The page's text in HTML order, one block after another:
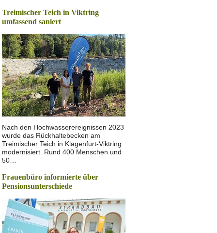
Treimischer Teich in Viktring
umfassend saniert
Nach den Hochwasserereignissen 2023
wurde das Rückhaltebecken am
Treimischer Teich in Klagenfurt-Viktring
modernisiert. Rund 400 Menschen und
50…
Frauenbüro informierte über
Pensionsunterschiede